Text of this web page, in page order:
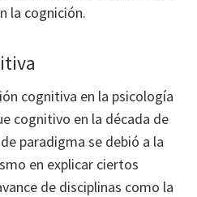
la cognición.
cognitiva en la psicología
cognitivo en la década de
paradigma se debió a la
en explicar ciertos
de disciplinas como la